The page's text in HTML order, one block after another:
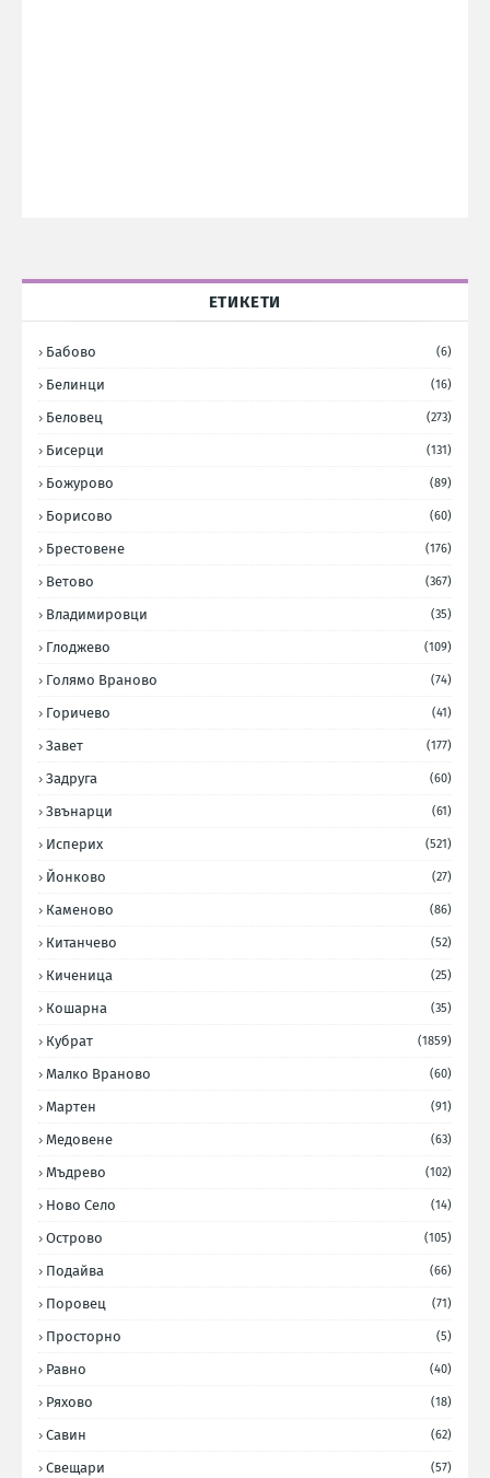
ЕТИКЕТИ
Бабово (6)
Белинци (16)
Беловец (273)
Бисерци (131)
Божурово (89)
Борисово (60)
Брестовене (176)
Ветово (367)
Владимировци (35)
Глоджево (109)
Голямо Враново (74)
Горичево (41)
Завет (177)
Задруга (60)
Звънарци (61)
Исперих (521)
Йонково (27)
Каменово (86)
Китанчево (52)
Киченица (25)
Кошарна (35)
Кубрат (1859)
Малко Враново (60)
Мартен (91)
Медовене (63)
Мъдрево (102)
Ново Село (14)
Острово (105)
Подайва (66)
Поровец (71)
Просторно (5)
Равно (40)
Ряхово (18)
Савин (62)
Свещари (57)